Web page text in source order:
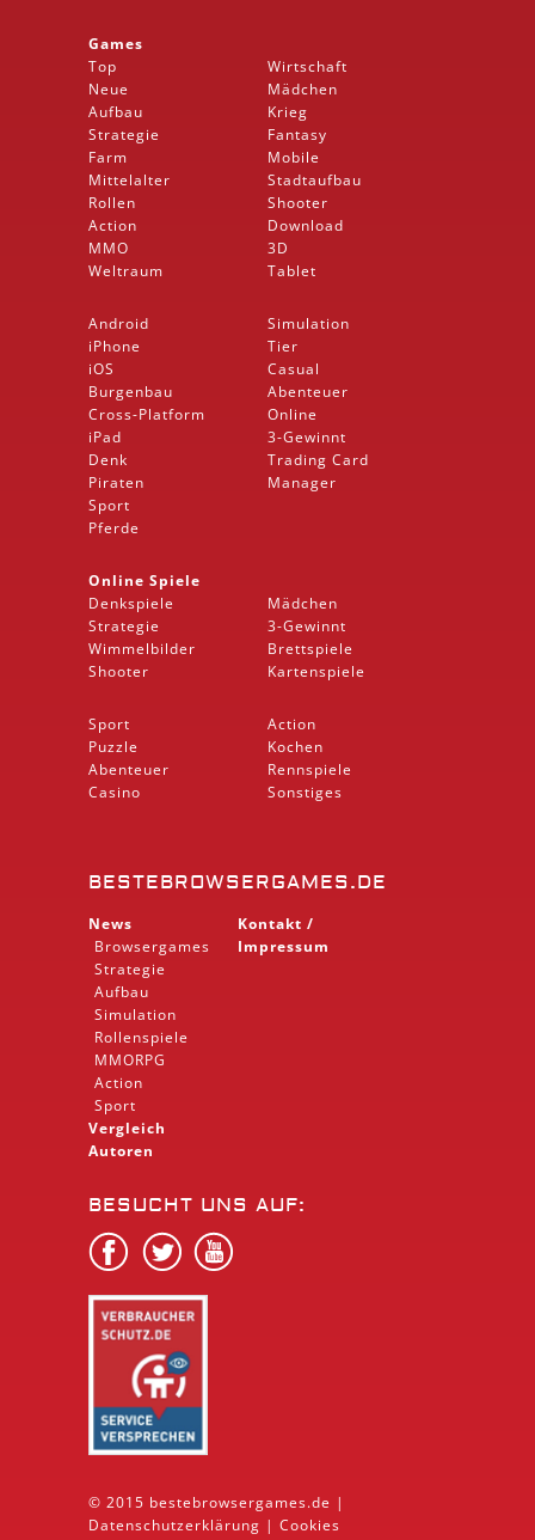
Games
Top
Neue
Aufbau
Strategie
Farm
Mittelalter
Rollen
Action
MMO
Weltraum
Wirtschaft
Mädchen
Krieg
Fantasy
Mobile
Stadtaufbau
Shooter
Download
3D
Tablet
Android
iPhone
iOS
Burgenbau
Cross-Platform
iPad
Denk
Piraten
Sport
Pferde
Simulation
Tier
Casual
Abenteuer
Online
3-Gewinnt
Trading Card
Manager
Online Spiele
Denkspiele
Strategie
Wimmelbilder
Shooter
Mädchen
3-Gewinnt
Brettspiele
Kartenspiele
Sport
Puzzle
Abenteuer
Casino
Action
Kochen
Rennspiele
Sonstiges
BESTEBROWSERGAMES.DE
News
Browsergames
Strategie
Aufbau
Simulation
Rollenspiele
MMORPG
Action
Sport
Vergleich
Autoren
Kontakt /
Impressum
BESUCHT UNS AUF:
© 2015 bestebrowsergames.de |
Datenschutzerklärung | Cookies